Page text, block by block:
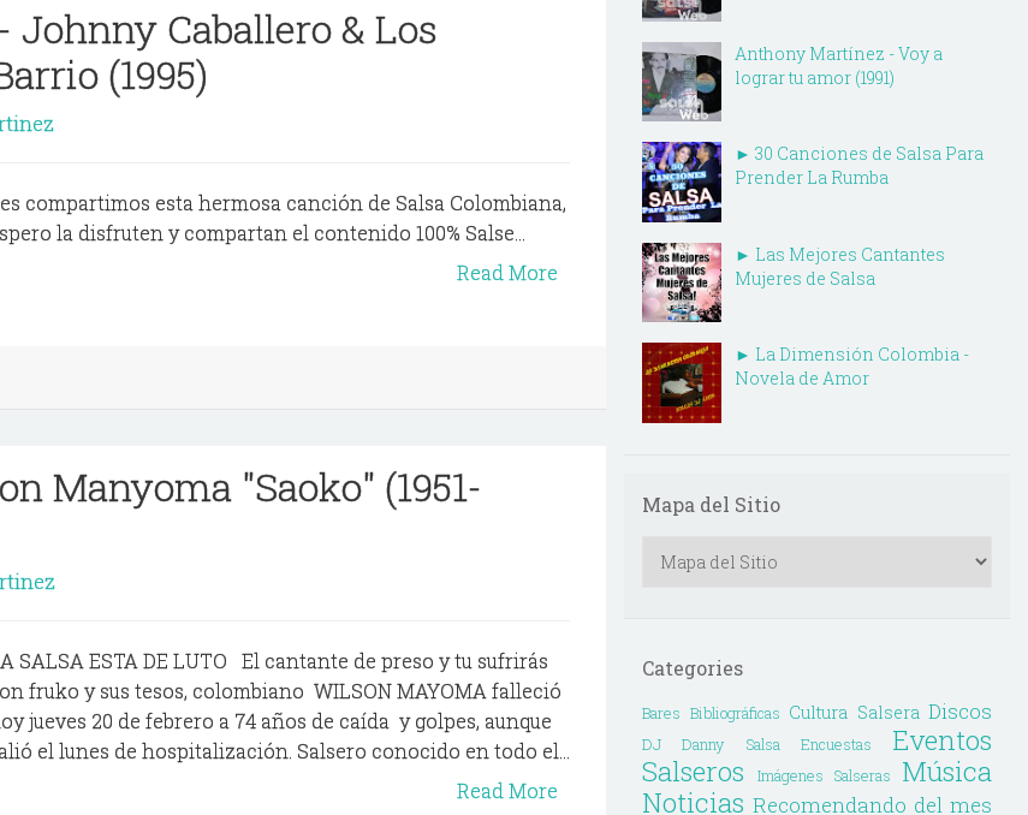
Caballero & Los
(1995)
compartimos esta hermosa canción de Salsa Colombiana,
la disfruten y compartan el contenido 100% Salse...
Read More
Manyoma "Saoko" (1951-
SALSA ESTA DE LUTO El cantante de preso y tu sufrirás
fruko y sus tesos, colombiano WILSON MAYOMA falleció
jueves 20 de febrero a 74 años de caída y golpes, aunque
el lunes de hospitalización. Salsero conocido en todo el...
Read More
Anthony Martínez - Voy a
lograr tu amor (1991)
► 30 Canciones de Salsa Para
Prender La Rumba
► Las Mejores Cantantes
Mujeres de Salsa
► La Dimensión Colombia -
Novela de Amor
Mapa del Sitio
Categories
Bares Bibliográficas Cultura Salsera Discos
DJ Danny Salsa Encuestas
Eventos
Salseros
Imágenes Salseras
Música
Noticias Recomendando del mes